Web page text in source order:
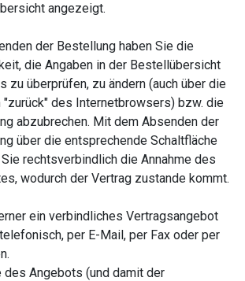
angezeigt.
der Bestellung haben Sie die
die Angaben in der Bestellübersicht
zu überprüfen, zu ändern (auch über die
"zurück" des Internetbrowsers) bzw. die
abzubrechen. Mit dem Absenden der
über die entsprechende Schaltfläche
rechtsverbindlich die Annahme des
wodurch der Vertrag zustande kommt.
ein verbindliches Vertragsangebot
per E-Mail, per Fax oder per
des Angebots (und damit der